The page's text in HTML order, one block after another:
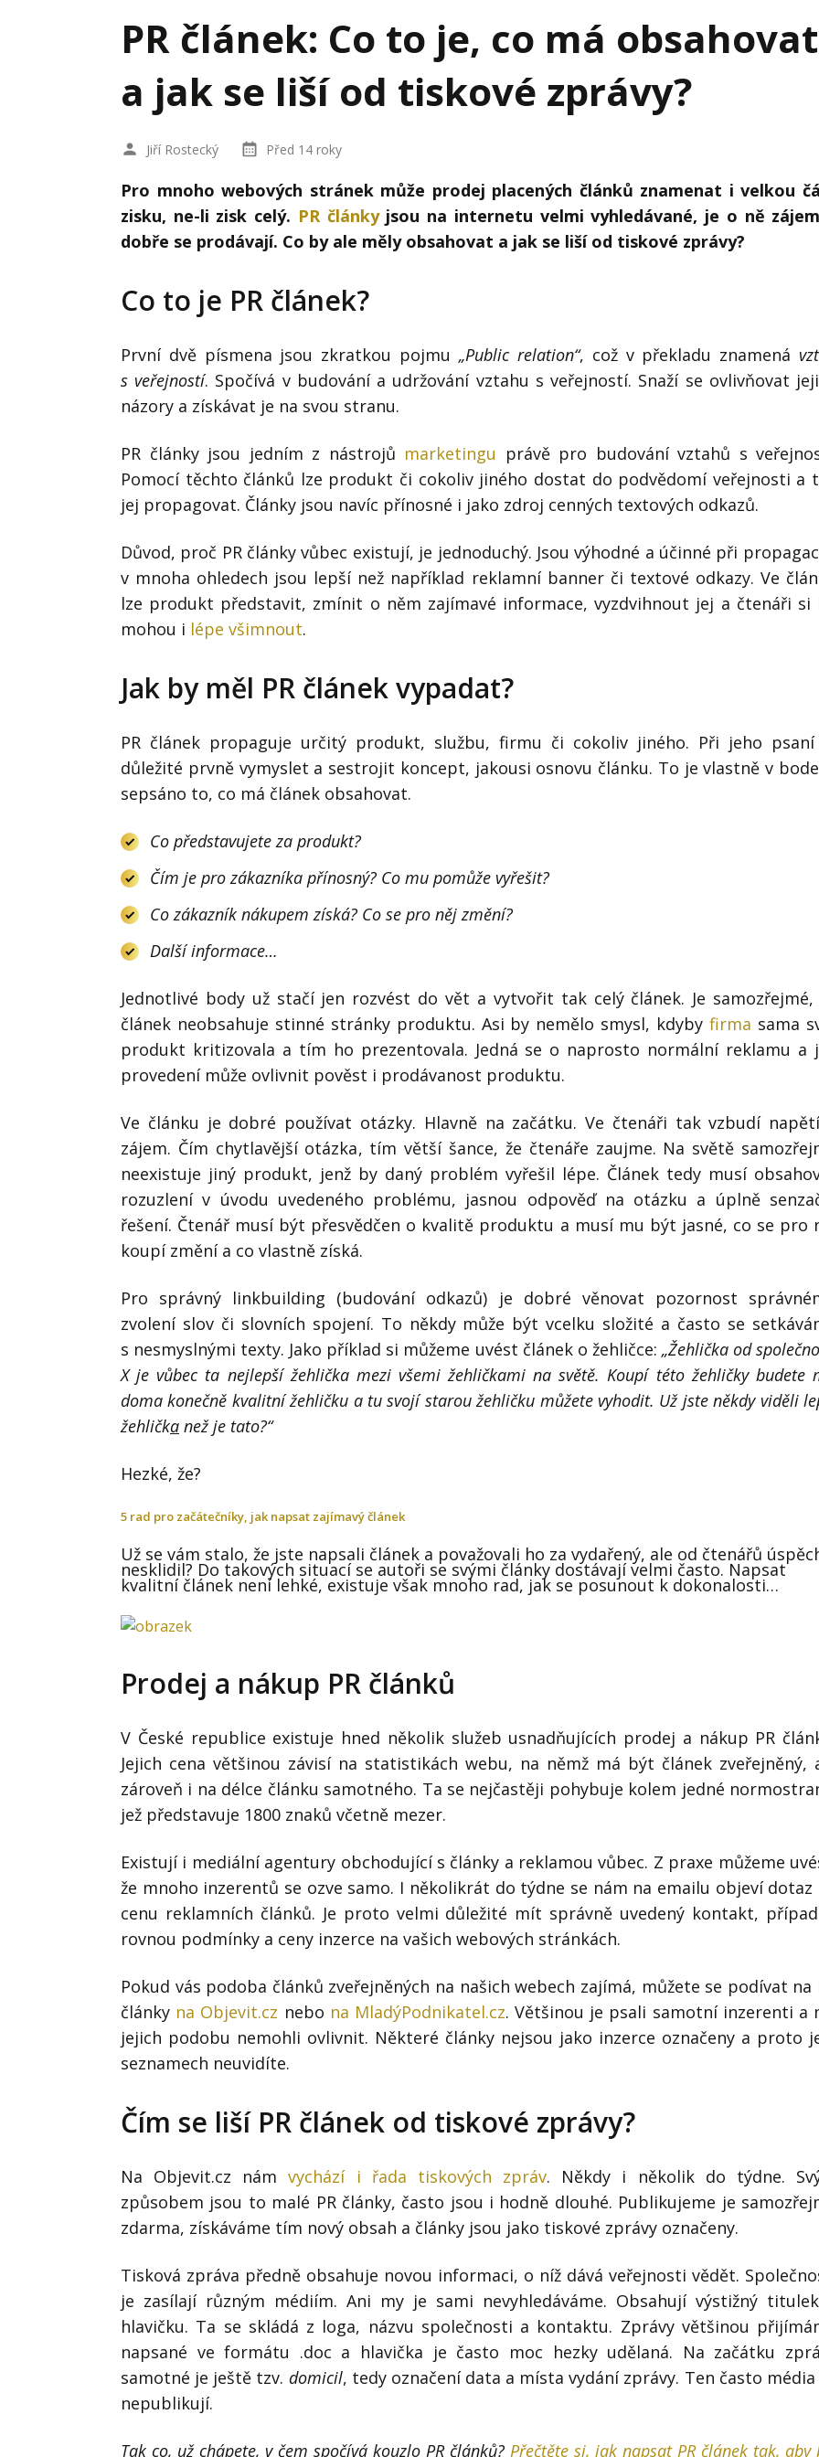
Interim management
Konkurenceschopnost firmy
Management firmy
Projektové řízení
Předání firmy nástupci
Vzdělávání manažerů
Zaměstnanecké akcie
PR článek: Co to je, co má obsahovat
a jak se liší od tiskové zprávy?
Jiří Rostecký Před 14 roky
Pro mnoho webových stránek může prodej placených článků znamenat i velkou
zisku, ne-li zisk celý. PR článkyjsou na internetu velmi vyhledávané, je o ně
dobře se prodávají. Co by ale měly obsahovat a jak se liší od tiskové zprávy?
Co to je PR článek?
První dvě písmena jsou zkratkou pojmu „Public relation“, což v překladu znamená
s veřejností. Spočívá v budování a udržování vztahu s veřejností. Snaží se ovlivňovat
názory a získávat je na svou stranu.
PR články jsou jedním z nástrojů marketingu právě pro budování vztahů s
Pomocí těchto článků lze produkt či cokoliv jiného dostat do podvědomí veřejnosti a
jej propagovat. Články jsou navíc přínosné i jako zdroj cenných textových odkazů.
Důvod, proč PR články vůbec existují, je jednoduchý. Jsou výhodné a účinné při
v mnoha ohledech jsou lepší než například reklamní banner či textové odkazy. Ve
lze produkt představit, zmínit o něm zajímavé informace, vyzdvihnout jej a čtenáři si
mohou i lépe všimnout.
Jak by měl PR článek vypadat?
PR článek propaguje určitý produkt, službu, firmu či cokoliv jiného. Při jeho
důležité prvně vymyslet a sestrojit koncept, jakousi osnovu článku. To je vlastně v
sepsáno to, co má článek obsahovat.
Co představujete za produkt?
Čím je pro zákazníka přínosný? Co mu pomůže vyřešit?
Co zákazník nákupem získá? Co se pro něj změní?
Další informace…
Jednotlivé body už stačí jen rozvést do vět a vytvořit tak celý článek. Je samozřejmé,
článek neobsahuje stinné stránky produktu. Asi by nemělo smysl, kdybyfirma sama
produkt kritizovala a tím ho prezentovala. Jedná se o naprosto normální reklamu a
provedení může ovlivnit pověst i prodávanost produktu.
Ve článku je dobré používat otázky. Hlavně na začátku. Ve čtenáři tak vzbudí
zájem. Čím chytlavější otázka, tím větší šance, že čtenáře zaujme. Na světě
neexistuje jiný produkt, jenž by daný problém vyřešil lépe. Článek tedy musí
rozuzlení v úvodu uvedeného problému, jasnou odpověď na otázku a úplně
řešení. Čtenář musí být přesvědčen o kvalitě produktu a musí mu být jasné, co se pro
koupí změní a co vlastně získá.
Pro správný linkbuilding (budování odkazů) je dobré věnovat pozornost
zvolení slov či slovních spojení. To někdy může být vcelku složité a často se
s nesmyslnými texty. Jako příklad si můžeme uvést článek o žehličce: „Žehlička od
X je vůbec ta nejlepší žehlička mezi všemi žehličkami na světě. Koupí této žehličky budete
doma konečně kvalitní žehličku a tu svojí starou žehličku můžete vyhodit. Už jste někdy viděli
žehlička než je tato?“
Hezké, že?
5 rad pro začátečníky, jak napsat zajímavý článek
Už se vám stalo, že jste napsali článek a považovali ho za vydařený, ale od čtenářů
nesklidil? Do takových situací se autoři se svými články dostávají velmi často. Napsat
kvalitní článek není lehké, existuje však mnoho rad, jak se posunout k dokonalosti…
Prodej a nákup PR článků
V České republice existuje hned několik služeb usnadňujících prodej a nákup PR
Jejich cena většinou závisí na statistikách webu, na němž má být článek zveřejněný,
zároveň i na délce článku samotného. Ta se nejčastěji pohybuje kolem jedné
jež představuje 1800 znaků včetně mezer.
Existují i mediální agentury obchodující s články a reklamou vůbec. Z praxe můžeme
že mnoho inzerentů se ozve samo. I několikrát do týdne se nám na emailu objeví dotaz
cenu reklamních článků. Je proto velmi důležité mít správně uvedený kontakt,
rovnou podmínky a ceny inzerce na vašich webových stránkách.
Pokud vás podoba článků zveřejněných na našich webech zajímá, můžete se podívat na
články na Objevit.cz nebo na MladýPodnikatel.cz. Většinou je psali samotní inzerenti a
jejich podobu nemohli ovlivnit. Některé články nejsou jako inzerce označeny a proto
seznamech neuvidíte.
Čím se liší PR článek od tiskové zprávy?
Na Objevit.cz námvychází i řada tiskových zpráv. Někdy i několik do týdne.
způsobem jsou to malé PR články, často jsou i hodně dlouhé. Publikujeme je
zdarma, získáváme tím nový obsah a články jsou jako tiskové zprávy označeny.
Tisková zpráva předně obsahuje novou informaci, o níž dává veřejnosti vědět.
je zasílají různým médiím. Ani my je sami nevyhledáváme. Obsahují výstižný
hlavičku. Ta se skládá z loga, názvu společnosti a kontaktu. Zprávy většinou
napsané ve formátu .doc a hlavička je často moc hezky udělaná. Na začátku
samotné je ještě tzv. domicil, tedy označení data a místa vydání zprávy. Ten často média
nepublikují.
Tak co, už chápete, v čem spočívá kouzlo PR článků? Přečtěte si, jak napsat PR článek tak, aby